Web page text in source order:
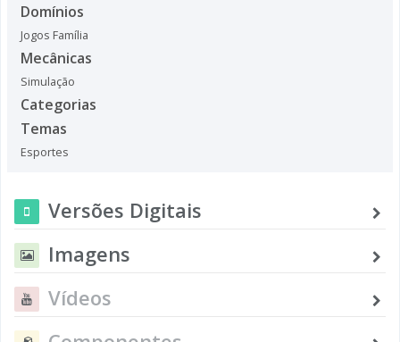
Domínios
Jogos Família
Mecânicas
Simulação
Categorias
Temas
Esportes
Versões Digitais
Imagens
Vídeos